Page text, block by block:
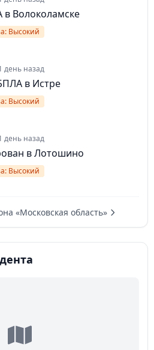
Волоколамске
Высокий
день назад
в Истре
Высокий
день назад
в Лотошино
Высокий
«Московская область»